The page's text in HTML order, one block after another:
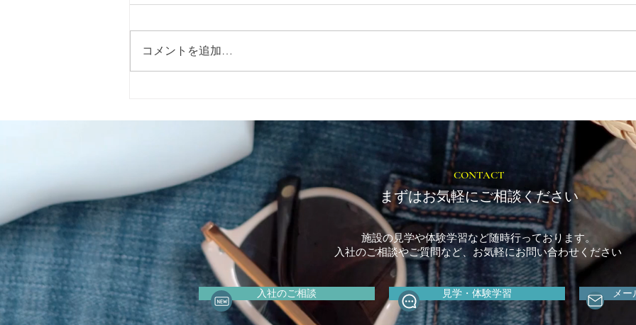
リボンマルシェ」 に出店いた
コメントを追加…
CONTACT
まずはお気軽にご相談ください
施設の見学や体験学習など随時行っております。
入社のご相談やご質問など、お気軽にお問い合わせください
入社のご相談 見学・体験学習 メー